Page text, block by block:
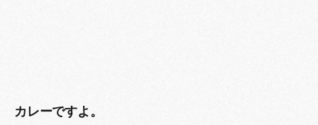
カレーですよ。